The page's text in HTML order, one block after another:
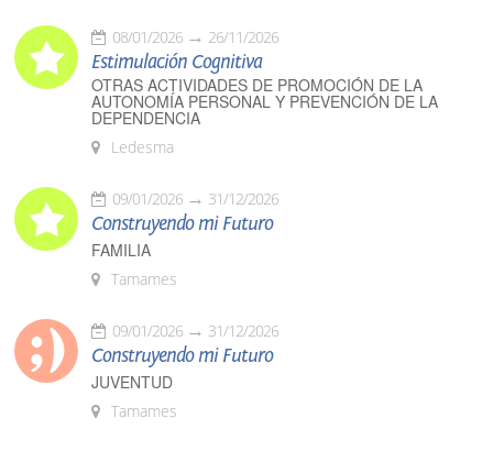
08/01/2026 26/11/2026
Estimulación Cognitiva
OTRAS ACTIVIDADES DE PROMOCIÓN DE LA
AUTONOMÍA PERSONAL Y PREVENCIÓN DE LA
DEPENDENCIA
Ledesma
09/01/2026 31/12/2026
Construyendo mi Futuro
FAMILIA
Tamames
09/01/2026 31/12/2026
Construyendo mi Futuro
JUVENTUD
Tamames